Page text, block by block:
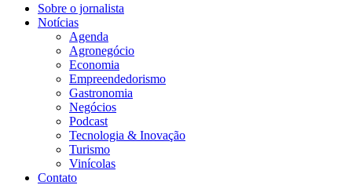
Sobre o jornalista
Notícias
Agenda
Agronegócio
Economia
Empreendedorismo
Gastronomia
Negócios
Podcast
Tecnologia & Inovação
Turismo
Vinícolas
Contato